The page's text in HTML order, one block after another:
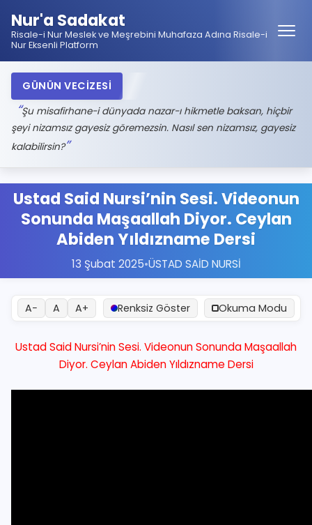
Nur'a Sadakat
Risale-i Nur Meslek ve Meşrebini Muhafaza Adına Risale-i
Nur Eksenli Platform
GÜNÜN VECİZESİ
Şu misafirhane-i dünyada nazar-ı hikmetle baksan, hiçbir
şeyi nizamsız gayesiz göremezsin. Nasıl sen nizamsız, gayesiz
kalabilirsin?
Ustad Said Nursi’nin Sesi. Videonun
Sonunda Maşaallah Diyor. Ceylan
Abiden Yıldızname Dersi
13 Şubat 2025•ÜSTAD SAİD NURSİ
A− A A+ Renksiz Göster Okuma Modu
Ustad Said Nursi’nin Sesi. Videonun Sonunda Maşaallah
Diyor. Ceylan Abiden Yıldızname Dersi